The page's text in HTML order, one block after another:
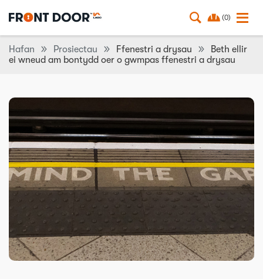
(0)
Hafan Prosiectau Ffenestri a drysau
Beth ellir
ei wneud am bontydd oer o gwmpas ffenestri a drysau